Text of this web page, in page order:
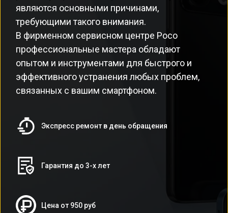
являются основными причинами,
требующими такого внимания.
В фирменном сервисном центре Poco
профессиональные мастера обладают
опытом и инструментами для быстрого и
эффективного устранения любых проблем,
связанных с вашим смартфоном.
Экспресс ремонт в день обращения
Гарантия до 3-х лет
Цена от 950 руб